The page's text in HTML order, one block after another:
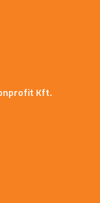
Kft.